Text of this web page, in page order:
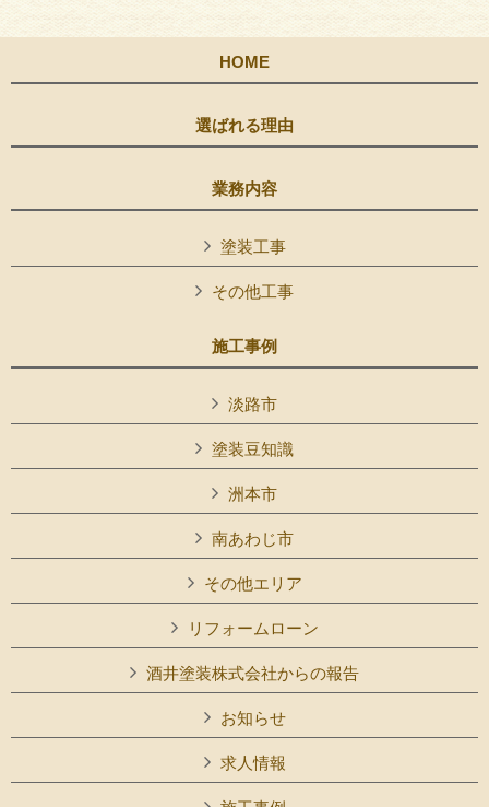
HOME
選ばれる理由
業務内容
塗装工事
その他工事
施工事例
淡路市
塗装豆知識
洲本市
南あわじ市
その他エリア
リフォームローン
酒井塗装株式会社からの報告
お知らせ
求人情報